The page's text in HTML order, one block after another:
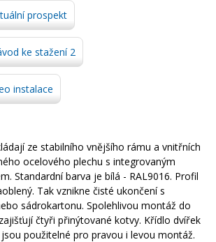
prospekt
ke stažení 2
instalace
ze stabilního vnějšího rámu a vnitřních
ocelového plechu s integrovaným
Standardní barva je bílá - RAL9016. Profil
Tak vznikne čisté ukončení s
sádrokartonu. Spolehlivou montáž do
čtyři přinýtované kotvy. Křídlo dvířek
použitelné pro pravou i levou montáž.